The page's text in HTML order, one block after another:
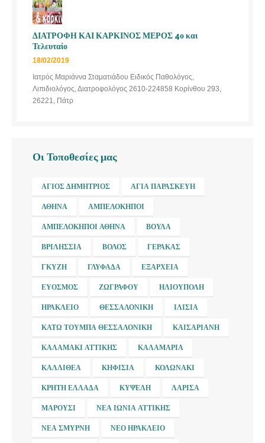
ΔΙΑΤΡΟΦΗ ΚΑΙ ΚΑΡΚΙΝΟΣ ΜΕΡΟΣ 4ο και
Τελευταίο
18/02/2019
Ιατρός Μαριάννα Σταματιάδου Ειδικός Παθολόγος,
Λιπιδιολόγος, Διατροφολόγος 2610-224858 Κορίνθου 293,
26221, Πάτρ
Οι Τοποθεσίες μας
ΆΓΙΟΣ ΔΗΜΉΤΡΙΟΣ ΑΓΊΑ ΠΑΡΑΣΚΕΥΉ
ΑΘΉΝΑ ΑΜΠΕΛΌΚΗΠΟΙ
ΑΜΠΕΛΌΚΗΠΟΙ ΑΘΉΝΑ ΒΟΎΛΑ
ΒΡΙΛΉΣΣΙΑ ΒΌΛΟΣ ΓΈΡΑΚΑΣ
ΓΚΎΖΗ ΓΛΥΦΆΔΑ ΕΞΆΡΧΕΙΑ
ΕΎΟΣΜΟΣ ΖΩΓΡΆΦΟΥ ΗΛΙΟΎΠΟΛΗ
ΗΡΆΚΛΕΙΟ ΘΕΣΣΑΛΟΝΊΚΗ ΙΛΊΣΙΑ
ΚΆΤΩ ΤΟΎΜΠΑ ΘΕΣΣΑΛΟΝΊΚΗ ΚΑΙΣΑΡΙΑΝΉ
ΚΑΛΑΜΆΚΙ ΑΤΤΙΚΉΣ ΚΑΛΑΜΑΡΙΆ
ΚΑΛΛΙΘΈΑ ΚΗΦΙΣΙΆ ΚΟΛΩΝΆΚΙ
ΚΡΉΤΗ ΕΛΛΆΔΑ ΚΥΨΈΛΗ ΛΆΡΙΣΑ
ΜΑΡΟΎΣΙ ΝΈΑ ΙΩΝΊΑ ΑΤΤΙΚΉΣ
ΝΈΑ ΣΜΎΡΝΗ ΝΈΟ ΗΡΆΚΛΕΙΟ